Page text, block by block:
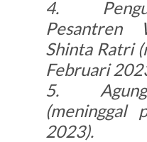
4.
Pesantren
Shinta Ratri
Februari
5.
(meninggal
2023).